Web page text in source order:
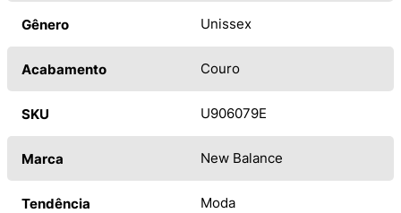
Gênero Unissex
Acabamento Couro
SKU U906079E
Marca New Balance
Tendência Moda